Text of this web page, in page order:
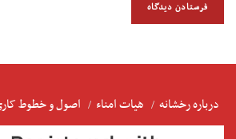
درباره رخشانه هیات امناء اصول و خطوط